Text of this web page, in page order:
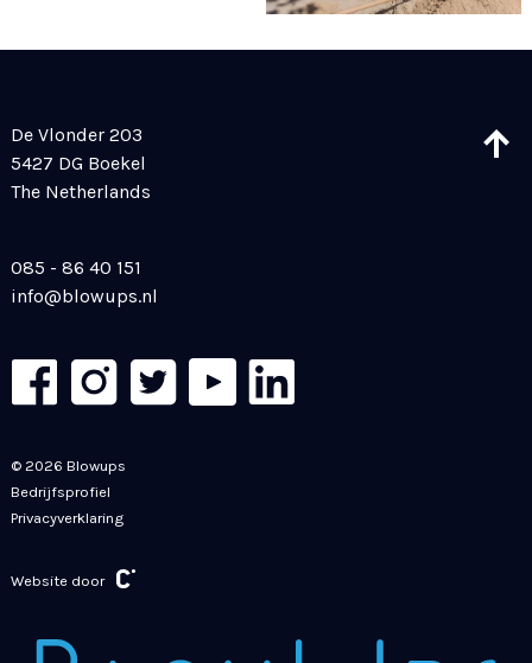
De Vlonder 203
5427 DG Boekel
The Netherlands
085 - 86 40 151
info@blowups.nl
© 2026 Blowups
Bedrijfsprofiel
Privacyverklaring
Website door